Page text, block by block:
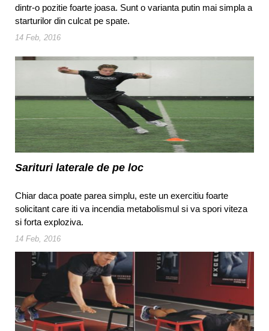
dintr-o pozitie foarte joasa. Sunt o varianta putin mai simpla a
starturilor din culcat pe spate.
14 Feb, 2016
Sarituri laterale de pe loc
Chiar daca poate parea simplu, este un exercitiu foarte
solicitant care iti va incendia metabolismul si va spori viteza
si forta exploziva.
14 Feb, 2016